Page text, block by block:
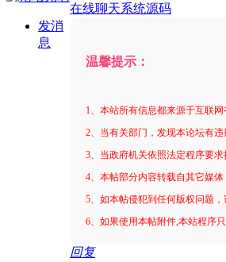
发消
息
在线聊天系统源码
温馨提示：
1、本站所有信息都来源于互联
2、当有关部门，发现本论坛有
3、当政府机关依照法定程序要求
4、本帖部分内容转载自其它媒
5、如本帖侵犯到任何版权问题
6、如果使用本帖附件,本站程序
回复